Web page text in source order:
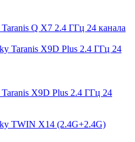
Q X7 2.4 ГГц 24 канала
X9D Plus 2.4 ГГц 24